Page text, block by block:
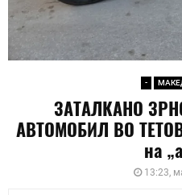
-
ЗАТАЛКАНО
АВТОМОБИЛ ВО
на
13:23,